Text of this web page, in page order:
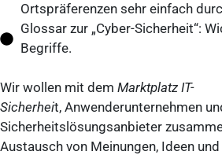
Ortspräferenzen sehr einfach
Glossar zur „Cyber-Sicherheit“:
Begriffe.
Wir wollen mit dem Marktplatz IT-
Sicherheit, Anwenderunternehmen
Sicherheitslösungsanbieter
Austausch von Meinungen, Ideen